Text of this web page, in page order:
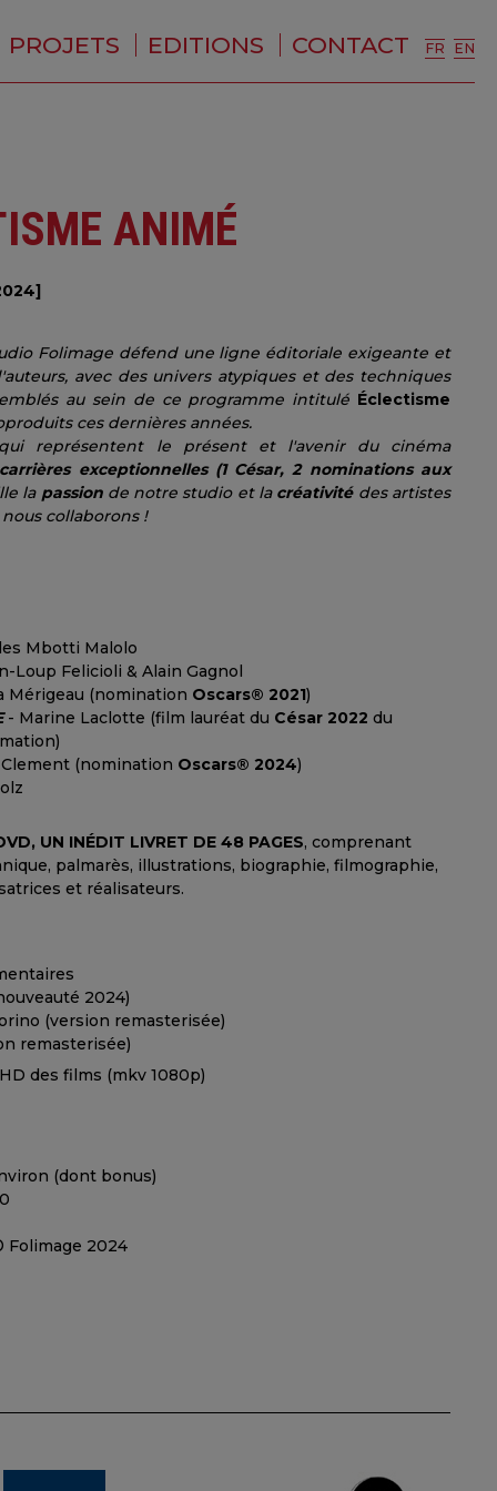
PROJETS EDITIONS CONTACT FR EN
ANIMÉ
Folimage défend une ligne éditoriale exigeante et
avec des univers atypiques et des techniques
au sein de ce programme intitulé Éclectisme
ces dernières années.
représentent le présent et l'avenir du cinéma
carrières exceptionnelles (1 César, 2 nominations aux
la passionde notre studio et la créativitédes artistes
collaborons !
Mbotti Malolo
Loup Felicioli & Alain Gagnol
Mérigeau (nomination Oscars® 2021)
- Marine Laclotte (film lauréat du César 2022 du
(nomination Oscars® 2024)
UN INÉDIT LIVRET DE 48 PAGES, comprenant
palmarès, illustrations, biographie, filmographie,
et réalisateurs.
2024)
(version remasterisée)
remasterisée)
des films (mkv 1080p)
(dont bonus)
Folimage 2024